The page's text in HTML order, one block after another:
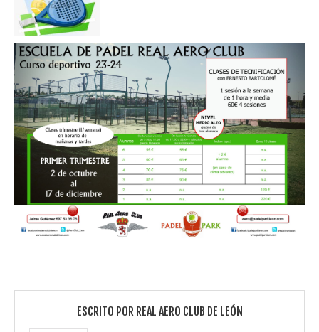
ESCRITO POR REAL AERO CLUB DE LEÓN